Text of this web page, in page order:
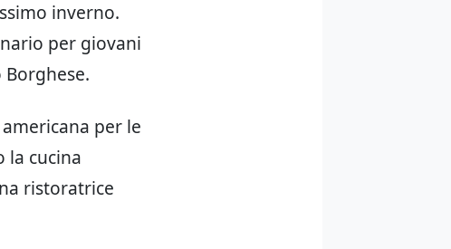
inverno.
per giovani
per le
la cucina
ristoratrice